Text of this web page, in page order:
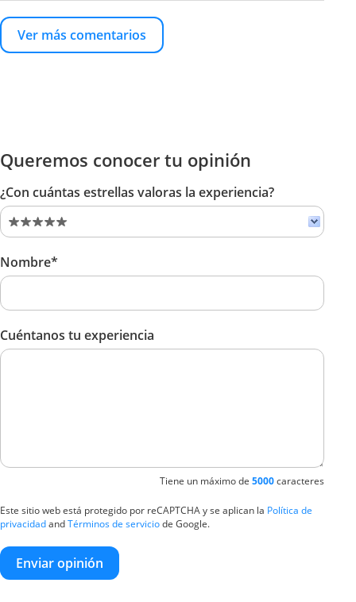
Ver más comentarios
Queremos conocer tu opinión
¿Con cuántas estrellas valoras la experiencia?
Nombre*
Cuéntanos tu experiencia
Tiene un máximo de 5000caracteres
Este sitio web está protegido por reCAPTCHA y se aplican la Política de
privacidadandTérminos de serviciode Google.
Enviar opinión